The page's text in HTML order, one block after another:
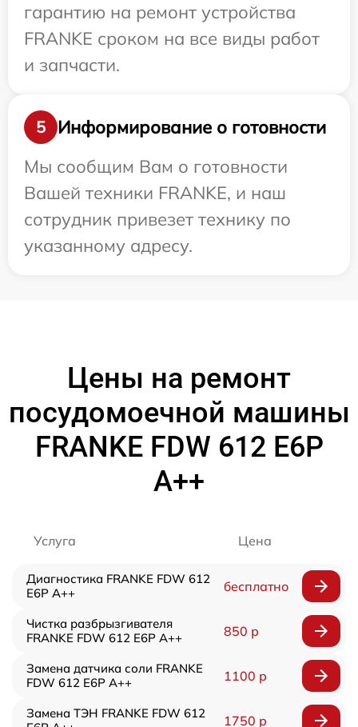
гарантию на ремонт устройства
FRANKE сроком на все виды работ
и запчасти.
5
Информирование о готовности
Мы сообщим Вам о готовности
Вашей техники FRANKE, и наш
сотрудник привезет технику по
указанному адресу.
Цены на ремонт
посудомоечной машины
FRANKE FDW 612 E6P
A++
Услуга Цена
Диагностика FRANKE FDW 612
E6P A++
бесплатно
Чистка разбрызгивателя
FRANKE FDW 612 E6P A++
850 р
Замена датчика соли FRANKE
FDW 612 E6P A++
1100 р
Замена ТЭН FRANKE FDW 612
1750 р